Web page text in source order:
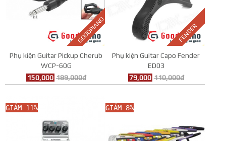
GOODPIANO
Phụ kiện Guitar Pickup Cherub
WCP-60G
150,000 189,000đ
FENDER
Phụ kiện Guitar Capo Fender
ED03
79,000 110,000đ
GIẢM 11% GIẢM 8%